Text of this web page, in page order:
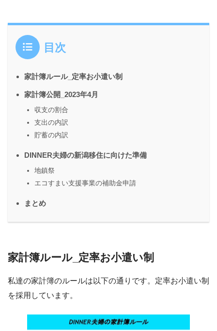
目次
家計簿ルール_定率お小遣い制
家計簿公開_2023年4月
収支の割合
支出の内訳
貯蓄の内訳
DINNER夫婦の新潟移住に向けた準備
地鎮祭
エコすまい支援事業の補助金申請
まとめ
家計簿ルール_定率お小遣い制
私達の家計簿のルールは以下の通りです。定率お小遣い制
を採用しています。